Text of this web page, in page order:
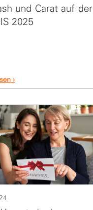
und Carat auf der
2025